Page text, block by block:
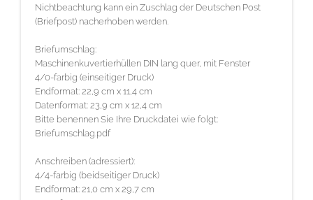
Nichtbeachtung kann ein Zuschlag der Deutschen Post
(Briefpost) nacherhoben werden.
Briefumschlag:
Maschinenkuvertierhüllen DIN lang quer, mit Fenster
4/0-farbig (einseitiger Druck)
Endformat: 22,9 cm x 11,4 cm
Datenformat: 23,9 cm x 12,4 cm
Bitte benennen Sie Ihre Druckdatei wie folgt:
Briefumschlag.pdf
Anschreiben (adressiert):
4/4-farbig (beidseitiger Druck)
Endformat: 21,0 cm x 29,7 cm